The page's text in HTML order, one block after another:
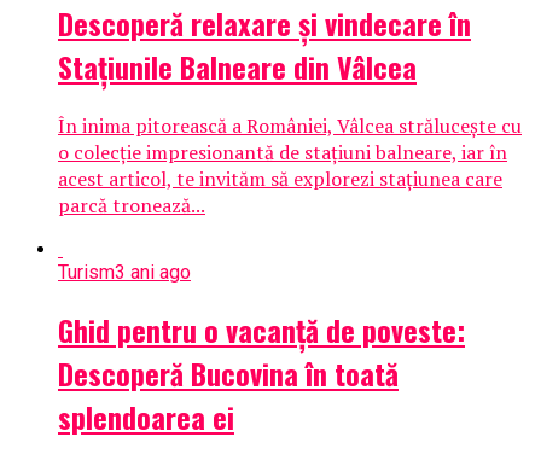
Descoperă relaxare și vindecare în
Stațiunile Balneare din Vâlcea
În inima pitorească a României, Vâlcea strălucește cu
o colecție impresionantă de stațiuni balneare, iar în
acest articol, te invităm să explorezi stațiunea care
parcă tronează...
Turism3 ani ago
Ghid pentru o vacanță de poveste:
Descoperă Bucovina în toată
splendoarea ei